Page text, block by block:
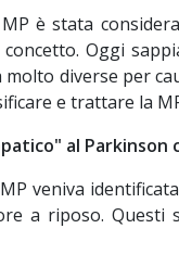
è stata
Oggi
diverse per
e trattare la
al
veniva
a riposo.